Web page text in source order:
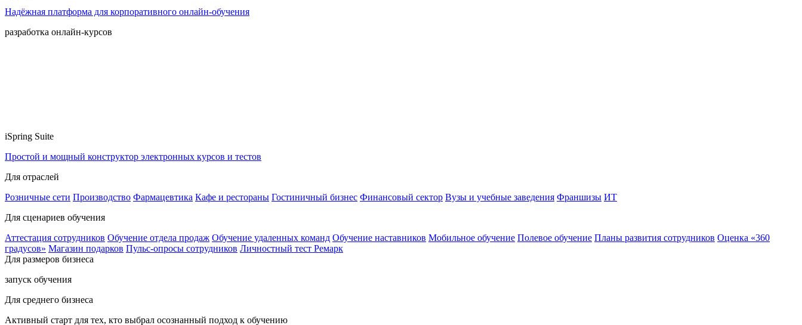
Надёжная платформа для корпоративного онлайн‑обучения
разработка онлайн-курсов
iSpring Suite
Простой и мощный конструктор электронных курсов и тестов
Для отраслей
Розничные сети Производство Фармацевтика Кафе и рестораны Гостиничный бизнес Финансовый сектор Вузы и учебные заведения Франшизы ИТ
Для сценариев обучения
Аттестация сотрудников Обучение отдела продаж Обучение удаленных команд Обучение наставников Мобильное обучение Полевое обучение Планы развития сотрудников Оценка «360
градусов» Магазин подарков Пульс-опросы сотрудников Личностный тест Ремарк
Для размеров бизнеса
запуск обучения
Для среднего бизнеса
Активный старт для тех, кто выбрал осознанный подход к обучению